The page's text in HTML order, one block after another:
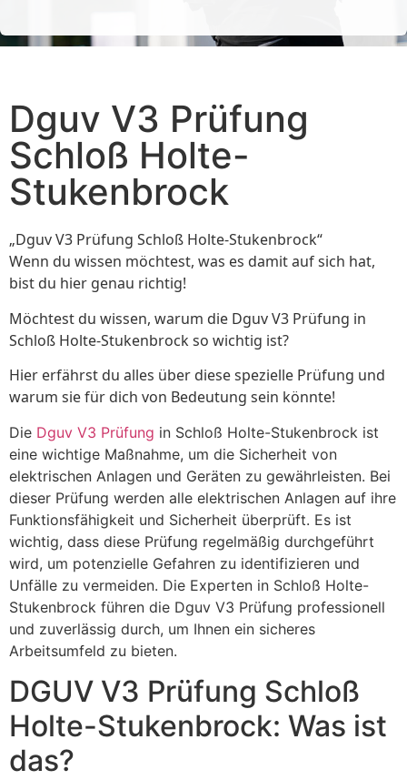
Dguv V3 Prüfung
Schloß Holte-
Stukenbrock
„Dguv V3 Prüfung Schloß Holte-Stukenbrock“
Wenn du wissen möchtest, was es damit auf sich hat,
bist du hier genau richtig!
Möchtest du wissen, warum die Dguv V3 Prüfung in
Schloß Holte-Stukenbrock so wichtig ist?
Hier erfährst du alles über diese spezielle Prüfung und
warum sie für dich von Bedeutung sein könnte!
Die Dguv V3 Prüfung in Schloß Holte-Stukenbrock ist
eine wichtige Maßnahme, um die Sicherheit von
elektrischen Anlagen und Geräten zu gewährleisten. Bei
dieser Prüfung werden alle elektrischen Anlagen auf ihre
Funktionsfähigkeit und Sicherheit überprüft. Es ist
wichtig, dass diese Prüfung regelmäßig durchgeführt
wird, um potenzielle Gefahren zu identifizieren und
Unfälle zu vermeiden. Die Experten in Schloß Holte-
Stukenbrock führen die Dguv V3 Prüfung professionell
und zuverlässig durch, um Ihnen ein sicheres
Arbeitsumfeld zu bieten.
DGUV V3 Prüfung Schloß
Holte-Stukenbrock: Was ist
das?